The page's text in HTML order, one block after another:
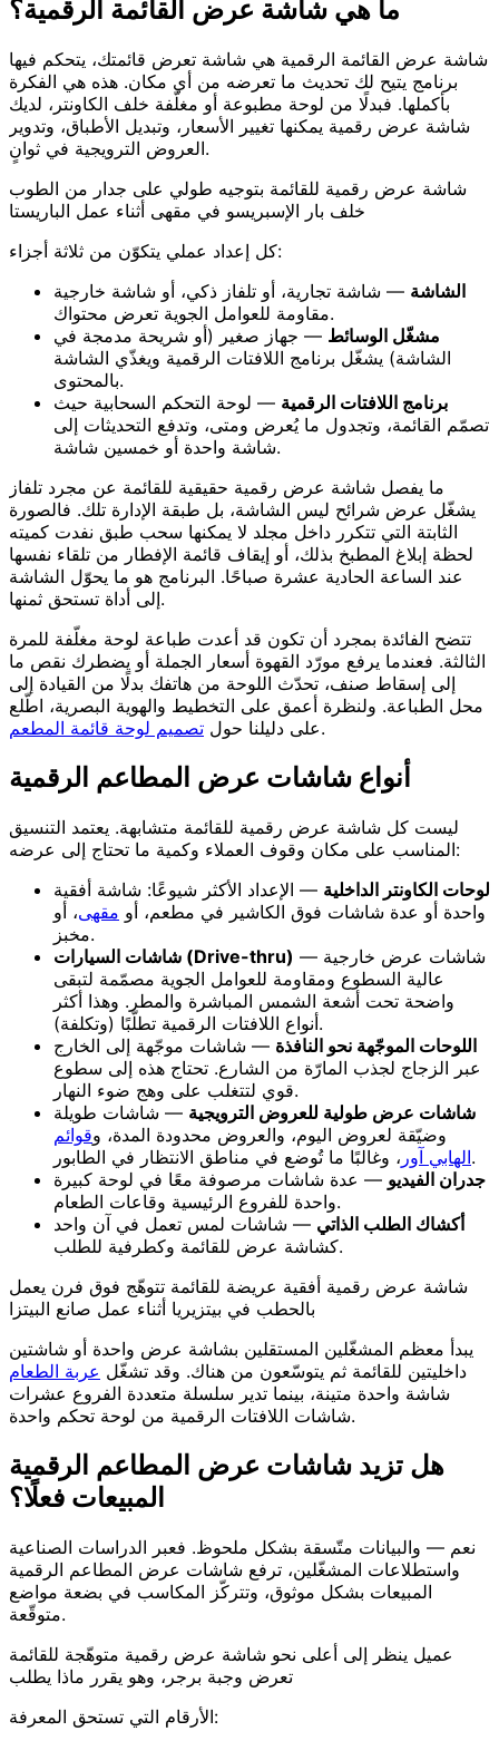
ما هي شاشة عرض القائمة الرقمية؟
شاشة عرض القائمة الرقمية هي شاشة تعرض قائمتك، يتحكم فيها
برنامج يتيح لك تحديث ما تعرضه من أي مكان. هذه هي الفكرة
بأكملها. فبدلًا من لوحة مطبوعة أو مغلّفة خلف الكاونتر، لديك
شاشة عرض رقمية يمكنها تغيير الأسعار، وتبديل الأطباق، وتدوير
العروض الترويجية في ثوانٍ.
شاشة عرض رقمية للقائمة بتوجيه طولي على جدار من الطوب
خلف بار الإسبريسو في مقهى أثناء عمل الباريستا
كل إعداد عملي يتكوّن من ثلاثة أجزاء:
الشاشة — شاشة تجارية، أو تلفاز ذكي، أو شاشة خارجية
مقاومة للعوامل الجوية تعرض محتواك.
مشغّل الوسائط — جهاز صغير (أو شريحة مدمجة في
الشاشة) يشغّل برنامج اللافتات الرقمية ويغذّي الشاشة
بالمحتوى.
برنامج اللافتات الرقمية — لوحة التحكم السحابية حيث
تصمّم القائمة، وتجدول ما يُعرض ومتى، وتدفع التحديثات إلى
شاشة واحدة أو خمسين شاشة.
ما يفصل شاشة عرض رقمية حقيقية للقائمة عن مجرد تلفاز
يشغّل عرض شرائح ليس الشاشة، بل طبقة الإدارة تلك. فالصورة
الثابتة التي تتكرر داخل مجلد لا يمكنها سحب طبق نفدت كميته
لحظة إبلاغ المطبخ بذلك، أو إيقاف قائمة الإفطار من تلقاء نفسها
عند الساعة الحادية عشرة صباحًا. البرنامج هو ما يحوّل الشاشة
إلى أداة تستحق ثمنها.
تتضح الفائدة بمجرد أن تكون قد أعدت طباعة لوحة مغلّفة للمرة
الثالثة. فعندما يرفع مورّد القهوة أسعار الجملة أو يضطرك نقص ما
إلى إسقاط صنف، تحدّث اللوحة من هاتفك بدلًا من القيادة إلى
محل الطباعة. ولنظرة أعمق على التخطيط والهوية البصرية، اطّلع
على دليلنا حول تصميم لوحة قائمة المطعم .
أنواع شاشات عرض المطاعم الرقمية
ليست كل شاشة عرض رقمية للقائمة متشابهة. يعتمد التنسيق
المناسب على مكان وقوف العملاء وكمية ما تحتاج إلى عرضه:
لوحات الكاونتر الداخلية — الإعداد الأكثر شيوعًا: شاشة أفقية
واحدة أو عدة شاشات فوق الكاشير في مطعم، أو مقهى، أو
مخبز.
شاشات السيارات (Drive-thru) — شاشات عرض خارجية
عالية السطوع ومقاومة للعوامل الجوية مصمّمة لتبقى
واضحة تحت أشعة الشمس المباشرة والمطر. وهذا أكثر
أنواع اللافتات الرقمية تطلّبًا (وتكلفة).
اللوحات الموجّهة نحو النافذة — شاشات موجّهة إلى الخارج
عبر الزجاج لجذب المارّة من الشارع. تحتاج هذه إلى سطوع
قوي لتتغلب على وهج ضوء النهار.
شاشات عرض طولية للعروض الترويجية — شاشات طويلة
وضيّقة لعروض اليوم، والعروض محدودة المدة، وقوائم
الهابي آور، وغالبًا ما تُوضع في مناطق الانتظار في الطابور.
جدران الفيديو — عدة شاشات مرصوفة معًا في لوحة كبيرة
واحدة للفروع الرئيسية وقاعات الطعام.
أكشاك الطلب الذاتي — شاشات لمس تعمل في آن واحد
كشاشة عرض للقائمة وكطرفية للطلب.
شاشة عرض رقمية أفقية عريضة للقائمة تتوهّج فوق فرن يعمل
بالحطب في بيتزيريا أثناء عمل صانع البيتزا
يبدأ معظم المشغّلين المستقلين بشاشة عرض واحدة أو شاشتين
داخليتين للقائمة ثم يتوسّعون من هناك. وقد تشغّل عربة الطعام
شاشة واحدة متينة، بينما تدير سلسلة متعددة الفروع عشرات
شاشات اللافتات الرقمية من لوحة تحكم واحدة.
هل تزيد شاشات عرض المطاعم الرقمية
المبيعات فعلًا؟
نعم — والبيانات متّسقة بشكل ملحوظ. فعبر الدراسات الصناعية
واستطلاعات المشغّلين، ترفع شاشات عرض المطاعم الرقمية
المبيعات بشكل موثوق، وتتركّز المكاسب في بضعة مواضع
متوقّعة.
عميل ينظر إلى أعلى نحو شاشة عرض رقمية متوهّجة للقائمة
تعرض وجبة برجر، وهو يقرر ماذا يطلب
الأرقام التي تستحق المعرفة: